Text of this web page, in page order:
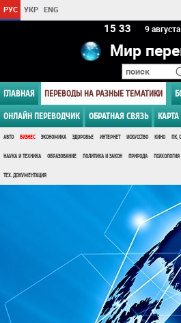
РУС УКР ENG
15:33 9
Мир
ГЛАВНАЯ ПЕРЕВОДЫ НА РАЗНЫЕ ТЕМАТИКИ
ОНЛАЙН ПЕРЕВОДЧИК ОБРАТНАЯ СВЯЗЬ
АВТО БИЗНЕС ЭКОНОМИКА ЗДОРОВЬЕ ИНТЕРНЕТ ИСКУССТВО КИНО ПК,
НАУКА И ТЕХНИКА ОБРАЗОВАНИЕ ПОЛИТИКА И ЗАКОН ПРИРОДА ПСИХОЛОГИЯ
ТЕХ. ДОКУМЕНТАЦИЯ